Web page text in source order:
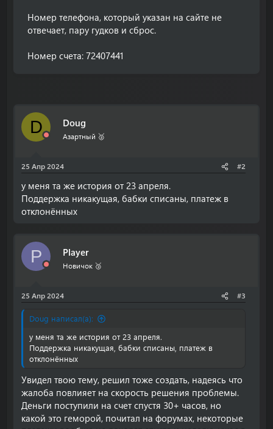
Номер телефона, который указан на сайте не
отвечает, пару гудков и сброс.
Номер счета: 72407441
D Doug
Азартный 🥈
25 Апр 2024 #2
у меня та же история от 23 апреля.
Поддержка никакущая, бабки списаны, платеж в
отклонённых
P Player
Новичок 🥉
25 Апр 2024 #3
Doug написал(а):
у меня та же история от 23 апреля.
Поддержка никакущая, бабки списаны, платеж в
отклонённых
Увидел твою тему, решил тоже создать, надеясь что
жалоба повлияет на скорость решения проблемы.
Деньги поступили на счет спустя 30+ часов, но
какой это геморой, почитал на форумах, некоторые